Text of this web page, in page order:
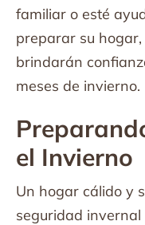
familiar o esté
preparar su
brindarán
meses de invierno.
el Invierno
Un hogar cálido y
seguridad